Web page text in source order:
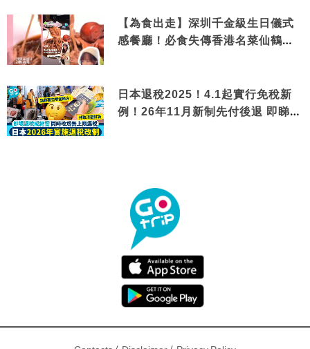
【為食出走】深圳千金級生日儀式
感餐廳！必食失傳香港名菜仙鶴神
日本退稅2025！4.1起實行免稅新
例！26年11月新制先付後退 即睇步